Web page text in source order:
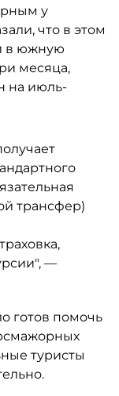
у
что в этом
в южную
месяца,
на июль-
трансфер)
—
готов помочь
туристы